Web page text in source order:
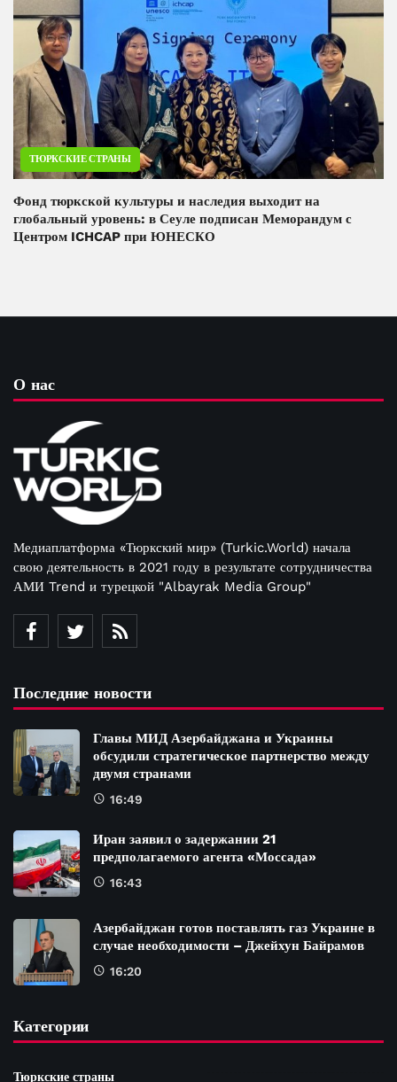
ТЮРКСКИЕ СТРАНЫ
Фонд тюркской культуры и наследия выходит на
глобальный уровень: в Сеуле подписан Меморандум с
Центром ICHCAP при ЮНЕСКО
О нас
Медиаплатформа «Тюркский мир» (Turkic.World) начала
свою деятельность в 2021 году в результате сотрудничества
АМИ Trend и турецкой "Albayrak Media Group"
Последние новости
Главы МИД Азербайджана и Украины
обсудили стратегическое партнерство между
двумя странами
16:49
Иран заявил о задержании 21
предполагаемого агента «Моссада»
16:43
Азербайджан готов поставлять газ Украине в
случае необходимости – Джейхун Байрамов
16:20
Категории
Тюркские страны